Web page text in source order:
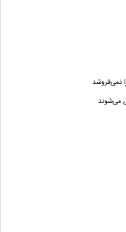
نمی‌فروشد